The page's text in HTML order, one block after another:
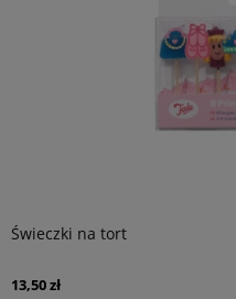
Świeczki na tort
13,50 zł